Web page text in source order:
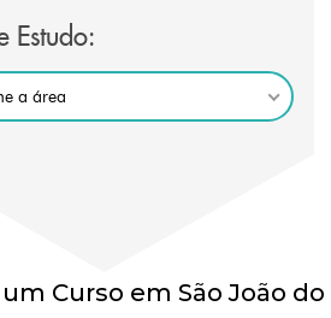
Estudo:
a área
Curso em São João do